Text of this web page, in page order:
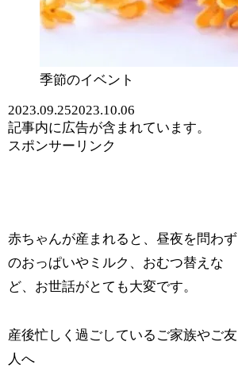
季節のイベント
2023.09.252023.10.06
記事内に広告が含まれています。
スポンサーリンク
赤ちゃんが産まれると、昼夜を問わず
のおっぱいやミルク、おむつ替えな
ど、お世話がとても大変です。
産後忙しく過ごしているご家族やご友
人へ